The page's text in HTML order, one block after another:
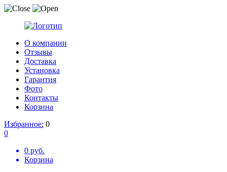
О компании
Отзывы
Доставка
Установка
Гарантия
Фото
Контакты
Корзина
Избранное: 0
0
0 руб.
Корзина